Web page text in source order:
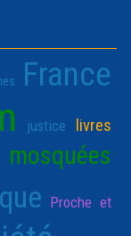
France
justice livres
mosquées
Proche et